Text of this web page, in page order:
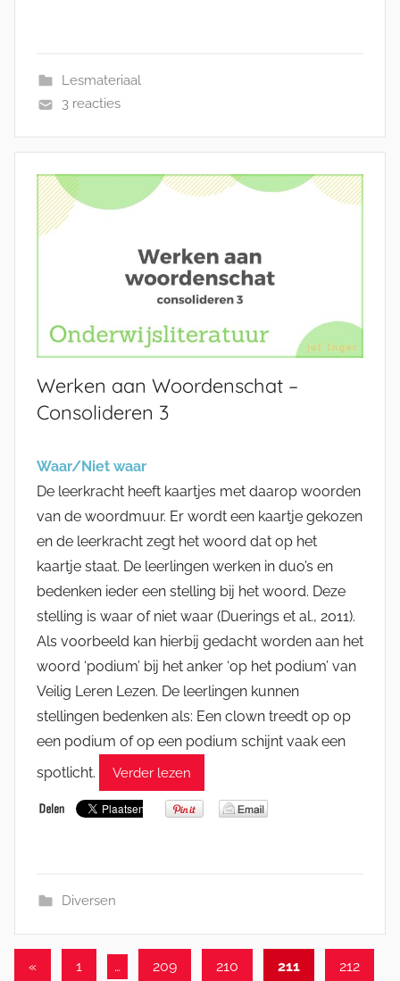
Lesmateriaal
3 reacties
Werken aan Woordenschat –
Consolideren 3
Waar/Niet waar
De leerkracht heeft kaartjes met daarop woorden
van de woordmuur. Er wordt een kaartje gekozen
en de leerkracht zegt het woord dat op het
kaartje staat. De leerlingen werken in duo’s en
bedenken ieder een stelling bij het woord. Deze
stelling is waar of niet waar (Duerings et al., 2011).
Als voorbeeld kan hierbij gedacht worden aan het
woord ‘podium’ bij het anker ‘op het podium’ van
Veilig Leren Lezen. De leerlingen kunnen
stellingen bedenken als: Een clown treedt op op
een podium of op een podium schijnt vaak een
spotlicht.
Verder lezen
Diversen
Berichten
«Vorige1 … 209 210 211 212